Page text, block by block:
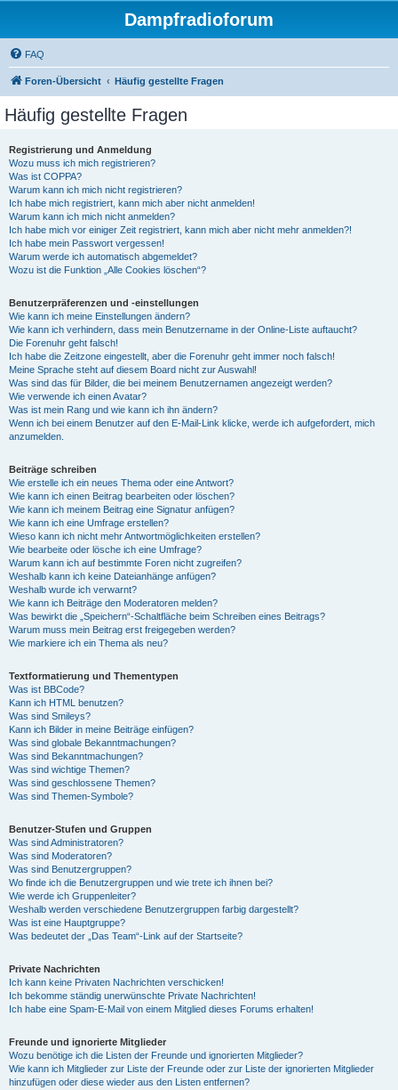
Dampfradioforum
FAQ
Foren-Übersicht Häufig gestellte Fragen
Häufig gestellte Fragen
Registrierung und Anmeldung
Wozu muss ich mich registrieren?
Was ist COPPA?
Warum kann ich mich nicht registrieren?
Ich habe mich registriert, kann mich aber nicht anmelden!
Warum kann ich mich nicht anmelden?
Ich habe mich vor einiger Zeit registriert, kann mich aber nicht mehr anmelden?!
Ich habe mein Passwort vergessen!
Warum werde ich automatisch abgemeldet?
Wozu ist die Funktion „Alle Cookies löschen“?
Benutzerpräferenzen und -einstellungen
Wie kann ich meine Einstellungen ändern?
Wie kann ich verhindern, dass mein Benutzername in der Online-Liste auftaucht?
Die Forenuhr geht falsch!
Ich habe die Zeitzone eingestellt, aber die Forenuhr geht immer noch falsch!
Meine Sprache steht auf diesem Board nicht zur Auswahl!
Was sind das für Bilder, die bei meinem Benutzernamen angezeigt werden?
Wie verwende ich einen Avatar?
Was ist mein Rang und wie kann ich ihn ändern?
Wenn ich bei einem Benutzer auf den E-Mail-Link klicke, werde ich aufgefordert, mich
anzumelden.
Beiträge schreiben
Wie erstelle ich ein neues Thema oder eine Antwort?
Wie kann ich einen Beitrag bearbeiten oder löschen?
Wie kann ich meinem Beitrag eine Signatur anfügen?
Wie kann ich eine Umfrage erstellen?
Wieso kann ich nicht mehr Antwortmöglichkeiten erstellen?
Wie bearbeite oder lösche ich eine Umfrage?
Warum kann ich auf bestimmte Foren nicht zugreifen?
Weshalb kann ich keine Dateianhänge anfügen?
Weshalb wurde ich verwarnt?
Wie kann ich Beiträge den Moderatoren melden?
Was bewirkt die „Speichern“-Schaltfläche beim Schreiben eines Beitrags?
Warum muss mein Beitrag erst freigegeben werden?
Wie markiere ich ein Thema als neu?
Textformatierung und Thementypen
Was ist BBCode?
Kann ich HTML benutzen?
Was sind Smileys?
Kann ich Bilder in meine Beiträge einfügen?
Was sind globale Bekanntmachungen?
Was sind Bekanntmachungen?
Was sind wichtige Themen?
Was sind geschlossene Themen?
Was sind Themen-Symbole?
Benutzer-Stufen und Gruppen
Was sind Administratoren?
Was sind Moderatoren?
Was sind Benutzergruppen?
Wo finde ich die Benutzergruppen und wie trete ich ihnen bei?
Wie werde ich Gruppenleiter?
Weshalb werden verschiedene Benutzergruppen farbig dargestellt?
Was ist eine Hauptgruppe?
Was bedeutet der „Das Team“-Link auf der Startseite?
Private Nachrichten
Ich kann keine Privaten Nachrichten verschicken!
Ich bekomme ständig unerwünschte Private Nachrichten!
Ich habe eine Spam-E-Mail von einem Mitglied dieses Forums erhalten!
Freunde und ignorierte Mitglieder
Wozu benötige ich die Listen der Freunde und ignorierten Mitglieder?
Wie kann ich Mitglieder zur Liste der Freunde oder zur Liste der ignorierten Mitglieder
hinzufügen oder diese wieder aus den Listen entfernen?